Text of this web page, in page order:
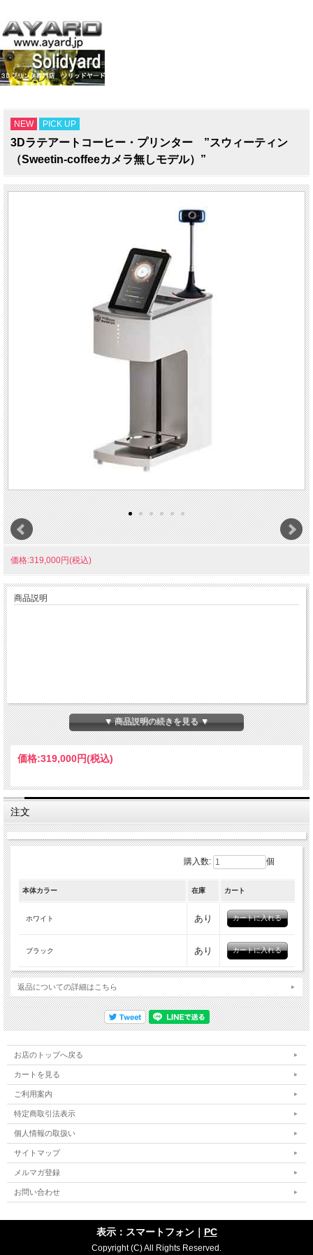
NEW PICK UP
3Dラテアートコーヒー・プリンター ”スウィーティン
（Sweetin-coffeeカメラ無しモデル）”
価格:319,000円(税込)
商品説明
▼ 商品説明の続きを見る ▼
価格:319,000円(税込)
注文
購入数: 個
本体カラー 在庫 カート
ホワイト あり
ブラック あり
返品についての詳細はこちら
お店のトップへ戻る
カートを見る
ご利用案内
特定商取引法表示
個人情報の取扱い
サイトマップ
メルマガ登録
お問い合わせ
表示：スマートフォン｜ PC
Copyright (C) All Rights Reserved.